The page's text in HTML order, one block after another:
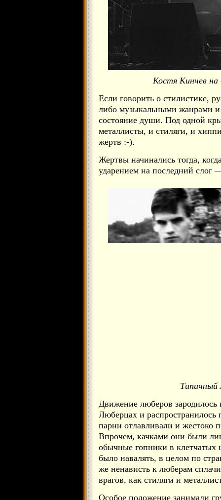
Костя Кинчев на
Если говорить о стилистике,
либо музыкальными жанрами
состояние души. Под одной
металлисты, и стиляги, и
жертв :-).
Жертвы начинались тогда,
ударением на последний
Типичный
Движение люберов
Люберцах и
парни отлавливали и жестоко
Впрочем, качками они были
обычные гопники в
было навалять, в целом по
же ненависть к люберам
врагов, как стиляги и
Особое положение занимали